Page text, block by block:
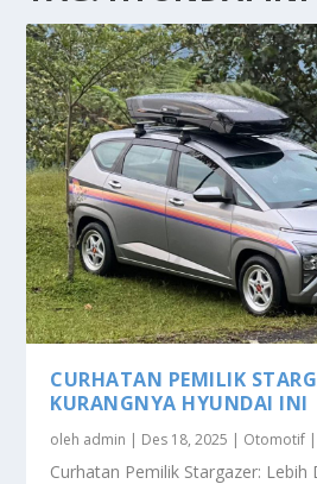
CURHATAN PEMILIK
KURANGNYA HYUNDAI INI
oleh admin | Des 18, 2025 | Otomotif |
Curhatan Pemilik Stargazer: Lebih